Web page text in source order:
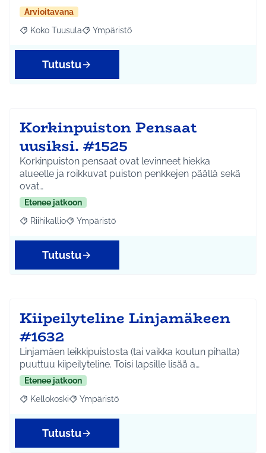
Arvioitavana
Rajaa tulokset aihepiirin mukaan: Koko Tuusula
Koko Tuusula Rajaa tulokset teeman mukaan: Ympäristö
Ympäristö
Tutustu
Korkinpuiston Pensaat
uusiksi. #1525
Korkinpuiston pensaat ovat levinneet hiekka
alueelle ja roikkuvat puiston penkkejen päällä sekä
ovat…
Etenee jatkoon
Rajaa tulokset aihepiirin mukaan: Riihikallio
Riihikallio Rajaa tulokset teeman mukaan: Ympäristö
Ympäristö
Tutustu
Kiipeilyteline Linjamäkeen
#1632
Linjamäen leikkipuistosta (tai vaikka koulun pihalta)
puuttuu kiipeilyteline. Toisi lapsille lisää a…
Etenee jatkoon
Rajaa tulokset aihepiirin mukaan: Kellokoski
Kellokoski Rajaa tulokset teeman mukaan: Ympäristö
Ympäristö
Tutustu